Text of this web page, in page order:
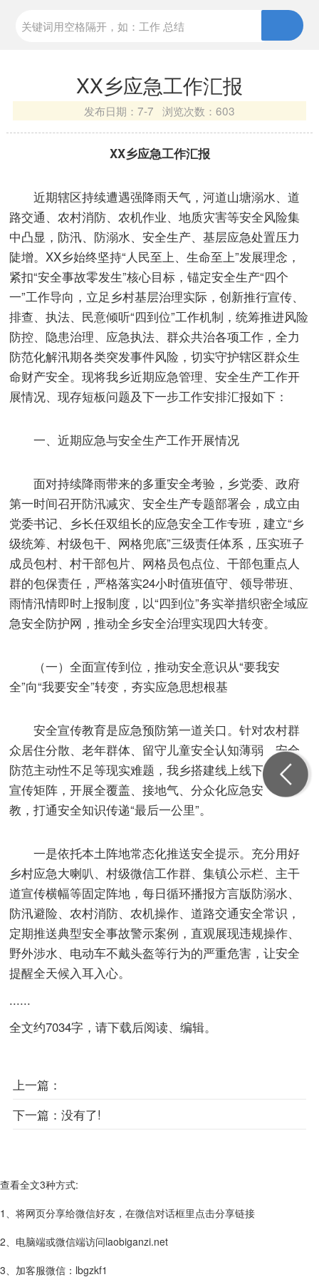
XX乡应急工作汇报
发布日期： 7-7 浏览次数： 603
XX乡应急工作汇报
近期辖区持续遭遇强降雨天气，河道山塘溺水、道
路交通、农村消防、农机作业、地质灾害等安全风险集
中凸显，防汛、防溺水、安全生产、基层应急处置压力
陡增。XX乡始终坚持“人民至上、生命至上”发展理念，
紧扣“安全事故零发生”核心目标，锚定安全生产“四个
一”工作导向，立足乡村基层治理实际，创新推行宣传、
排查、执法、民意倾听“四到位”工作机制，统筹推进风险
防控、隐患治理、应急执法、群众共治各项工作，全力
防范化解汛期各类突发事件风险，切实守护辖区群众生
命财产安全。现将我乡近期应急管理、安全生产工作开
展情况、现存短板问题及下一步工作安排汇报如下：
一、近期应急与安全生产工作开展情况
面对持续降雨带来的多重安全考验，乡党委、政府
第一时间召开防汛减灾、安全生产专题部署会，成立由
党委书记、乡长任双组长的应急安全工作专班，建立“乡
级统筹、村级包干、网格兜底”三级责任体系，压实班子
成员包村、村干部包片、网格员包点位、干部包重点人
群的包保责任，严格落实24小时值班值守、领导带班、
雨情汛情即时上报制度，以“四到位”务实举措织密全域应
急安全防护网，推动全乡安全治理实现四大转变。
（一）全面宣传到位，推动安全意识从“要我安
全”向“我要安全”转变，夯实应急思想根基
安全宣传教育是应急预防第一道关口。针对农村群
众居住分散、老年群体、留守儿童安全认知薄弱、安全
防范主动性不足等现实难题，我乡搭建线上线下一体化
宣传矩阵，开展全覆盖、接地气、分众化应急安全宣
教，打通安全知识传递“最后一公里”。
一是依托本土阵地常态化推送安全提示。充分用好
乡村应急大喇叭、村级微信工作群、集镇公示栏、主干
道宣传横幅等固定阵地，每日循环播报方言版防溺水、
防汛避险、农村消防、农机操作、道路交通安全常识，
定期推送典型安全事故警示案例，直观展现违规操作、
野外涉水、电动车不戴头盔等行为的严重危害，让安全
提醒全天候入耳入心。
......
全文约7034字，请下载后阅读、编辑。
上一篇：
下一篇： 没有了!
查看全文3种方式:
1、将网页分享给微信好友，在微信对话框里点击分享链接
2、电脑端或微信端访问laobiganzi.net
3、加客服微信：lbgzkf1